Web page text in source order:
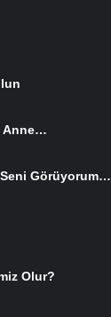
Anne…
Görüyorum…
Olur?